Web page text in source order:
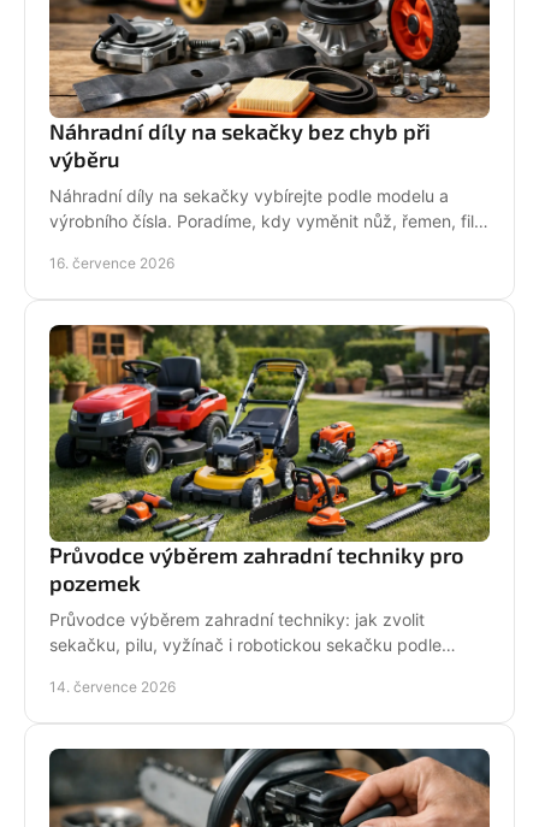
Náhradní díly na sekačky bez chyb při
výběru
Náhradní díly na sekačky vybírejte podle modelu a
výrobního čísla. Poradíme, kdy vyměnit nůž, řemen, filtr
16. července 2026
Průvodce výběrem zahradní techniky pro
pozemek
Průvodce výběrem zahradní techniky: jak zvolit
sekačku, pilu, vyžínač i robotickou sekačku podle
podpory.
14. července 2026